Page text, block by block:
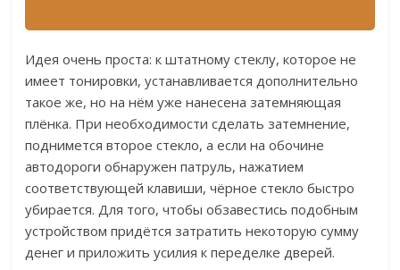
Идея очень проста: к штатному стеклу, которое не
имеет тонировки, устанавливается дополнительно
такое же, но на нём уже нанесена затемняющая
плёнка. При необходимости сделать затемнение,
поднимется второе стекло, а если на обочине
автодороги обнаружен патруль, нажатием
соответствующей клавиши, чёрное стекло быстро
убирается. Для того, чтобы обзавестись подобным
устройством придётся затратить некоторую сумму
денег и приложить усилия к переделке дверей.